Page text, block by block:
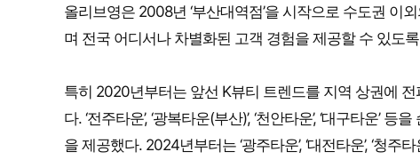
올리브영은 2008년 ‘부산대역점’을 시작으로 수도권 이
며 전국 어디서나 차별화된 고객 경험을 제공할 수 있도
특히 2020년부터는 앞선 K뷰티 트렌드를 지역 상권에
다. ‘전주타운’, ‘광복타운(부산)’, ‘천안타운’, ‘대구타운
을 제공했다. 2024년부터는 ‘광주타운’, ‘대전타운’, ‘청